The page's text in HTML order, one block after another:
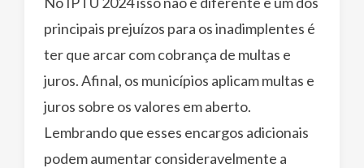
principais prejuízos para os inadimplentes é
ter que arcar com cobrança de multas e
juros. Afinal, os municípios aplicam multas e
juros sobre os valores em aberto.
Lembrando que esses encargos adicionais
podem aumentar consideravelmente a